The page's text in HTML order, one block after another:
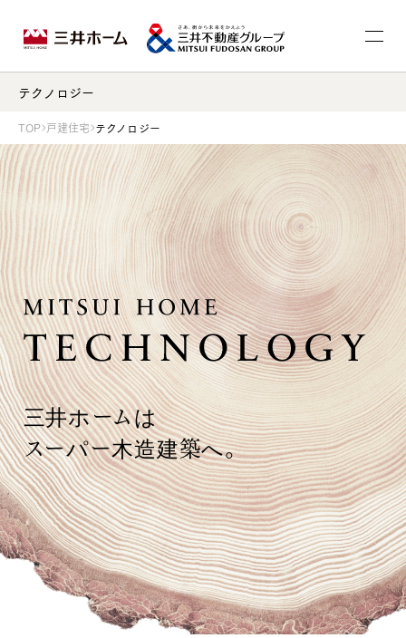
テクノロジー
TOP 戸建住宅 テクノロジー
三井ホームは
スーパー木造建築へ。